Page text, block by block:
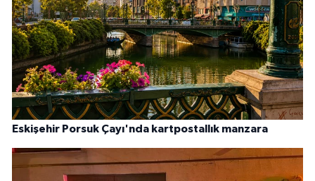
Eskişehir Porsuk Çayı'nda kartpostallık manzara